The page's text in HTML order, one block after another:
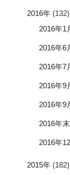
2016年 (132)
2016年1
2016年6
2016年7
2016年9
2016年9
2016年
2016年
2015年 (182)